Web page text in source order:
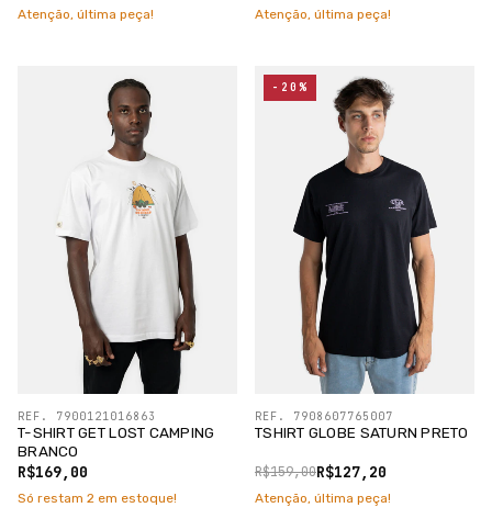
Atenção, última peça! Atenção, última peça!
T-SHIRT GET LOST CAMPING
BRANCO
R$169,00
REF. 7900121016863
Só restam 2 em estoque!
TSHIRT GLOBE SATURN PRETO
R$127,20
R$159,00
REF. 7908607765007
-20%
Atenção, última peça!